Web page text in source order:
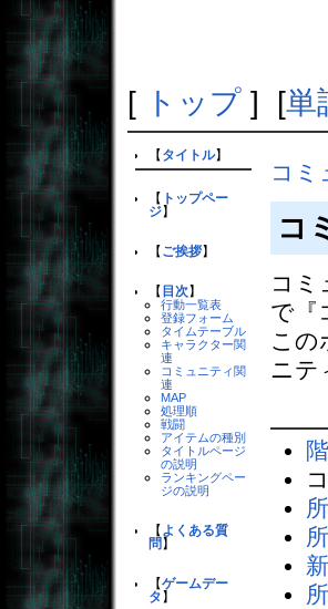
[ トップ ] [単
【 タイトル】
【 トップペー
ジ】
【ご挨拶】
【目次】
行動一覧表
登録フォーム
タイムテーブル
キャラクター関
連
コミュニティ関
連
MAP
処理順
戦闘
アイテムの種別
タイトルページ
の説明
ランキングペー
ジの説明
【 よくある質
問】
【ゲームデー
タ】
コミ
コ
コミ
で『
この
ニテ